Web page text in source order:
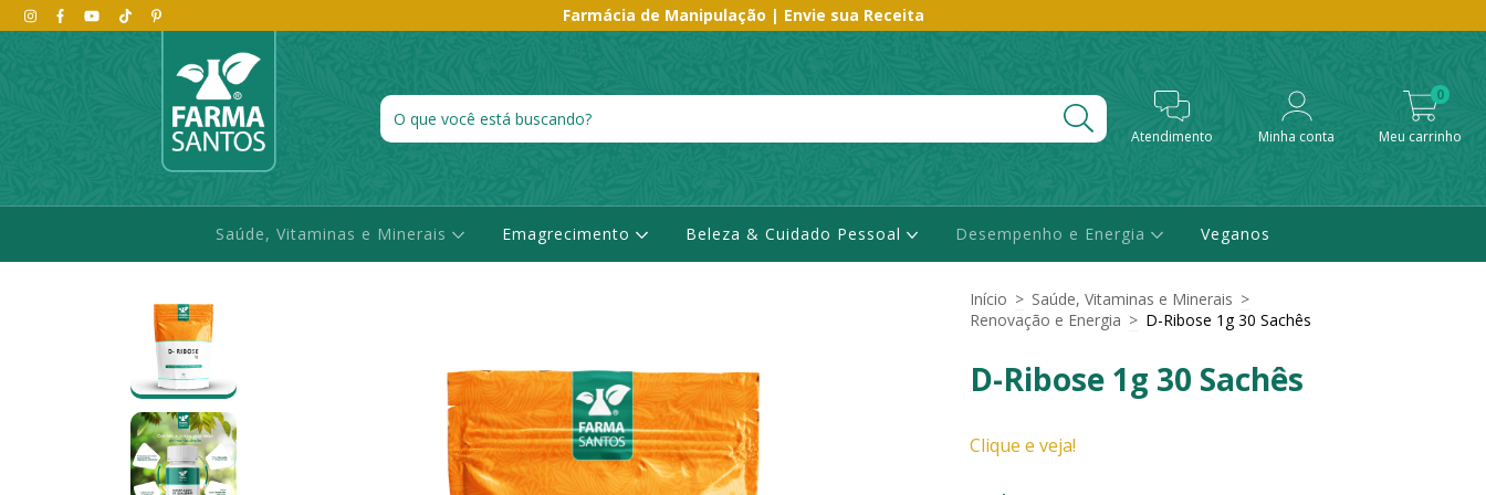
Farmácia de Manipulação | Envie sua Receita
Atendimento Minha conta Meu carrinho
0
Saúde, Vitaminas e Minerais Emagrecimento Beleza & Cuidado Pessoal Desempenho e Energia Veganos
Início > Saúde, Vitaminas e Minerais >
Renovação e Energia > D-Ribose 1g 30 Sachês
D-Ribose 1g 30 Sachês
Clique e veja!